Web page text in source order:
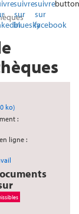
ko)
:
ligne :